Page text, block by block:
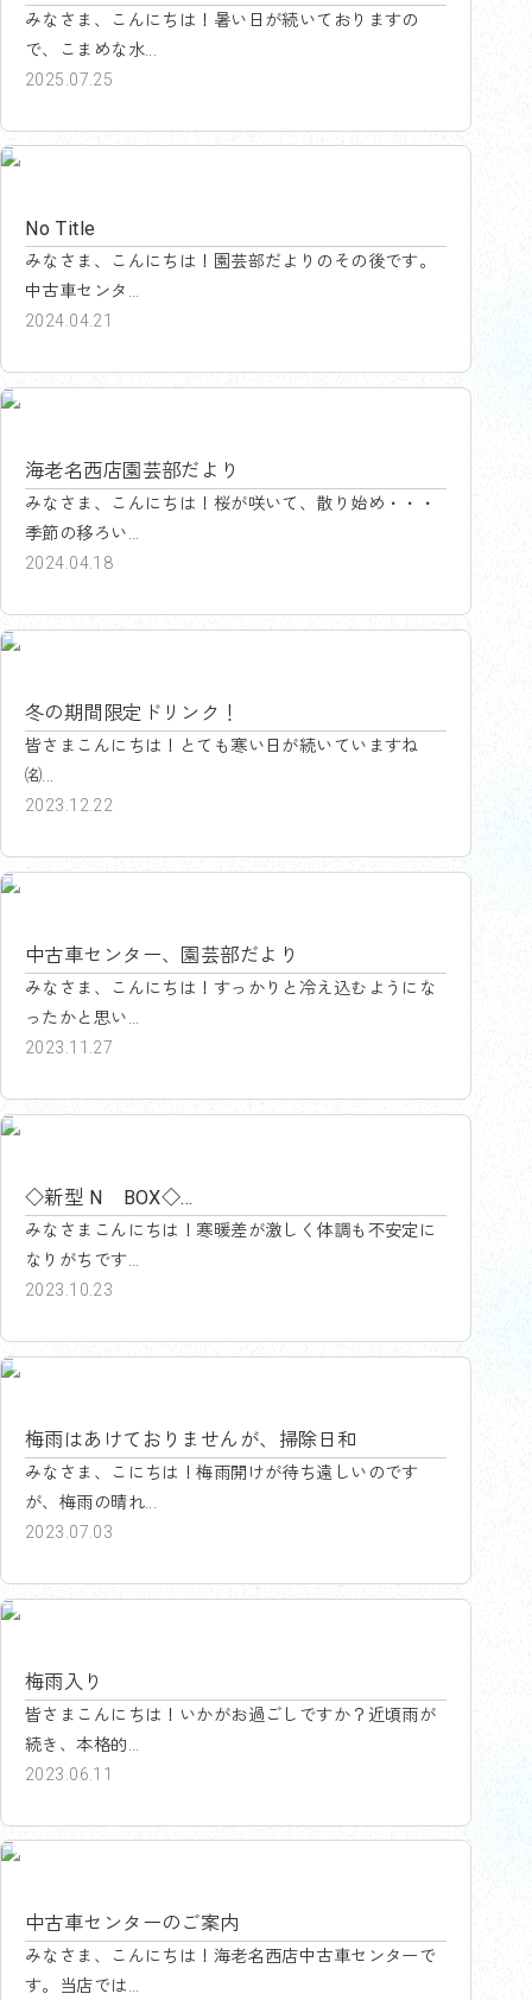
みなさま、こんにちは！暑い日が続いておりますの
で、こまめな水...
2025.07.25
海老名西店中古車センター
No Title
みなさま、こんにちは！園芸部だよりのその後です。
中古車センタ...
2024.04.21
海老名西店中古車センター
海老名西店園芸部だより
みなさま、こんにちは！桜が咲いて、散り始め・・・
季節の移ろい...
2024.04.18
海老名西店中古車センター
冬の期間限定ドリンク！
皆さまこんにちは！とても寒い日が続いていますね
㈴...
2023.12.22
海老名西店中古車センター
中古車センター、園芸部だより
みなさま、こんにちは！すっかりと冷え込むようにな
ったかと思い...
2023.11.27
海老名西店中古車センター
◇新型 N BOX◇...
みなさまこんにちは！寒暖差が激しく体調も不安定に
なりがちです...
2023.10.23
海老名西店中古車センター
梅雨はあけておりませんが、掃除日和
みなさま、こにちは！梅雨開けが待ち遠しいのです
が、梅雨の晴れ...
2023.07.03
海老名西店中古車センター
梅雨入り
皆さまこんにちは！いかがお過ごしですか？近頃雨が
続き、本格的...
2023.06.11
海老名西店中古車センター
中古車センターのご案内
みなさま、こんにちは！海老名西店中古車センターで
す。当店では...